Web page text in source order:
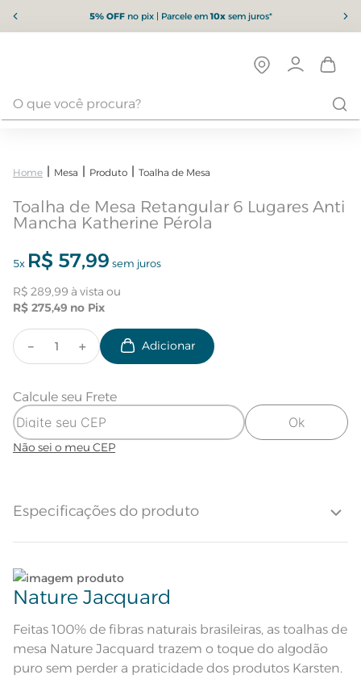
5% OFFno pix | Parcele em10xsem juros*
Mesa Produto Toalha de Mesa
Toalha de Mesa Retangular 6 Lugares Anti
Mancha Katherine Pérola
5x R$ 57,99 sem juros
R$ 289,99
R$ 275,49
＋
－
Calcule seu Frete
Ok
Não sei o meu CEP
Especificações do produto
Quantidade de Peças
Nature Jacquard
Feitas 100% de fibras naturais brasileiras, as toalhas de
mesa Nature Jacquard trazem o toque do algodão
puro sem perder a praticidade dos produtos Karsten.